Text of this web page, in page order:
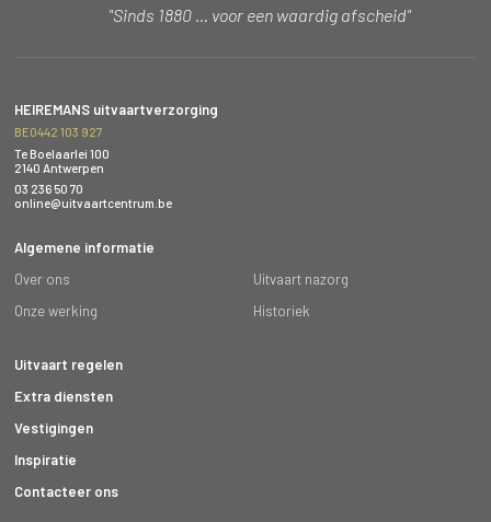
"Sinds 1880 … voor een waardig afscheid"
HEIREMANS uitvaartverzorging
BE0442 103 927
Te Boelaarlei 100
2140 Antwerpen
03 236 50 70
online@uitvaartcentrum.be
Algemene informatie
Over ons
Uitvaart nazorg
Onze werking
Historiek
Uitvaart regelen
Extra diensten
Vestigingen
Inspiratie
Contacteer ons